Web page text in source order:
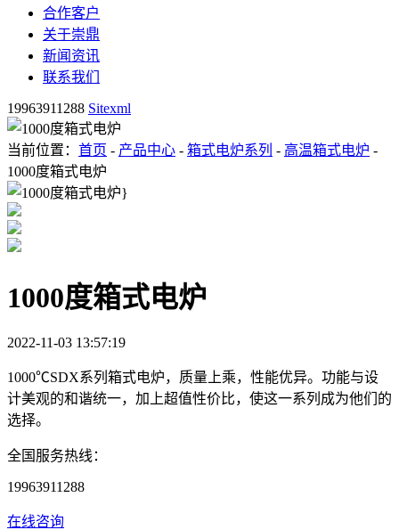
合作客户
关于崇鼎
新闻资讯
联系我们
19963911288 Sitexml
当前位置： 首页 - 产品中心 - 箱式电炉系列 - 高温箱式电炉 -
1000度箱式电炉
1000度箱式电炉
2022-11-03 13:57:19
1000℃SDX系列箱式电炉，质量上乘，性能优异。功能与设
计美观的和谐统一，加上超值性价比，使这一系列成为他们的
选择。
全国服务热线：
19963911288
在线咨询